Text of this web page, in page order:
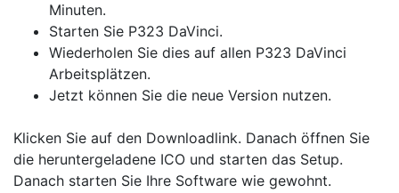
Minuten.
Starten Sie P323 DaVinci.
Wiederholen Sie dies auf allen P323 DaVinci
Arbeitsplätzen.
Jetzt können Sie die neue Version nutzen.
Klicken Sie auf den Downloadlink. Danach öffnen Sie
die heruntergeladene ICO und starten das Setup.
Danach starten Sie Ihre Software wie gewohnt.